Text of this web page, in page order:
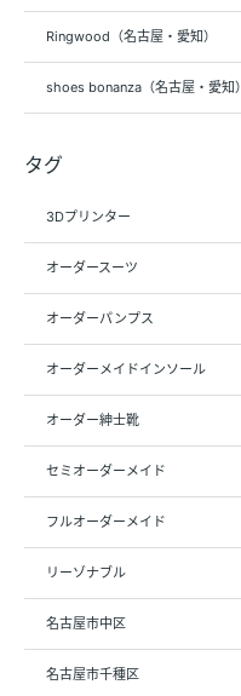
Ringwood（名古屋・愛知）
shoes bonanza（名古屋・愛知）
タグ
3Dプリンター
オーダースーツ
オーダーパンプス
オーダーメイドインソール
オーダー紳士靴
セミオーダーメイド
フルオーダーメイド
リーゾナブル
名古屋市中区
名古屋市千種区